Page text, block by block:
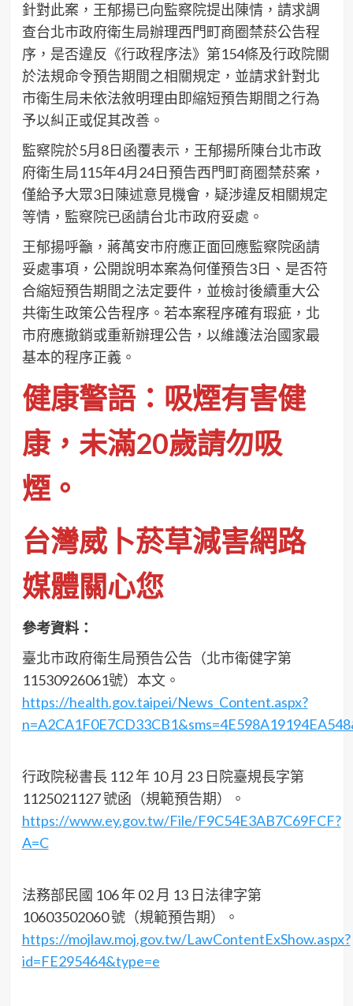
針對此案，王郁揚已向監察院提出陳情，請求調
查台北市政府衛生局辦理西門町商圈禁菸公告程
序，是否違反《行政程序法》第154條及行政院關
於法規命令預告期間之相關規定，並請求針對北
市衛生局未依法敘明理由即縮短預告期間之行為
予以糾正或促其改善。
監察院於5月8日函覆表示，王郁揚所陳台北市政
府衛生局115年4月24日預告西門町商圈禁菸案，
僅給予大眾3日陳述意見機會，疑涉違反相關規定
等情，監察院已函請台北市政府妥處。
王郁揚呼籲，蔣萬安市府應正面回應監察院函請
妥處事項，公開說明本案為何僅預告3日、是否符
合縮短預告期間之法定要件，並檢討後續重大公
共衛生政策公告程序。若本案程序確有瑕疵，北
市府應撤銷或重新辦理公告，以維護法治國家最
基本的程序正義。
健康警語：吸煙有害健
康，未滿20歲請勿吸
煙。
台灣威卜菸草減害網路
媒體關心您
參考資料：
臺北市政府衛生局預告公告（北市衛健字第
11530926061號）本文。
https://health.gov.taipei/News_Content.aspx?
行政院秘書長 112 年 10 月 23 日院臺規長字第
1125021127 號函（規範預告期）。
https://www.ey.gov.tw/File/F9C54E3AB7C69FCF?
A=C
法務部民國 106 年 02 月 13 日法律字第
10603502060 號（規範預告期）。
https://mojlaw.moj.gov.tw/LawContentExShow.aspx?
id=FE295464&type=e